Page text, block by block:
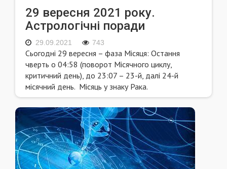
29 вересня 2021 року.
Астрологічні поради
29.09.2021 743
Сьогодні 29 вересня – фаза Місяця: Остання
чверть о 04:58 (поворот Місячного циклу,
критичний день), до 23:07 – 23-й, далі 24-й
місячний день. Місяць у знаку Рака.